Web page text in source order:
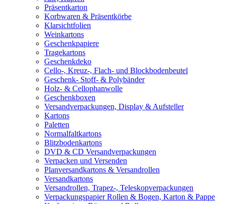
Präsentkarton
Korbwaren & Präsentkörbe
Klarsichtfolien
Weinkartons
Geschenkpapiere
Tragekartons
Geschenkdeko
Cello-, Kreuz-, Flach- und Blockbodenbeutel
Geschenk- Stoff- & Polybänder
Holz- & Cellophanwolle
Geschenkboxen
Versandverpackungen, Display & Aufsteller
Kartons
Paletten
Normalfaltkartons
Blitzbodenkartons
DVD & CD Versandverpackungen
Verpacken und Versenden
Planversandkartons & Versandrollen
Versandkartons
Versandrollen, Trapez-, Teleskopverpackungen
Verpackungspapier Rollen & Bogen, Karton & Pappe